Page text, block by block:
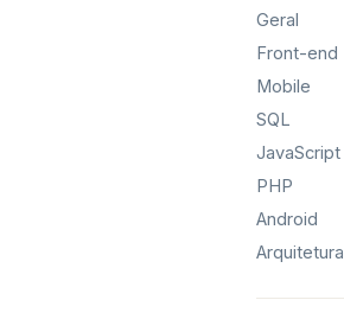
Geral
Front-end
Mobile
SQL
JavaScript
PHP
Android
Arquitetura